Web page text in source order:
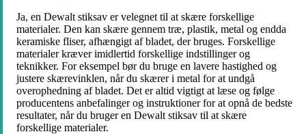
Ja, en Dewalt stiksav er velegnet til at skære forskellige
materialer. Den kan skære gennem træ, plastik, metal og endda
keramiske fliser, afhængigt af bladet, der bruges. Forskellige
materialer kræver imidlertid forskellige indstillinger og
teknikker. For eksempel bør du bruge en lavere hastighed og
justere skærevinklen, når du skærer i metal for at undgå
overophedning af bladet. Det er altid vigtigt at læse og følge
producentens anbefalinger og instruktioner for at opnå de bedste
resultater, når du bruger en Dewalt stiksav til at skære
forskellige materialer.